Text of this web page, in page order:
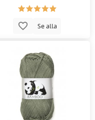
Se alla